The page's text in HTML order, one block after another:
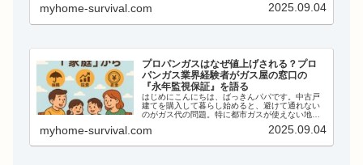
ロパンガスは自由料金であり、業者によって価格
myhome-survival.com 2025.09.04
プロパンガスはなぜ値上げされる？プロ
パンガス業界経験者がガス屋の窓口の
『永年監視保証』を語る
はじめにこんにちは、ばっきんパパです。中古戸
建てを購入して暮らし始めると、避けて通れない
のがガス代の問題。特に都市ガスが使えない地域
が多いですよね。しかし、ここでよく聞く声が、
myhome-survival.com 2025.09.04